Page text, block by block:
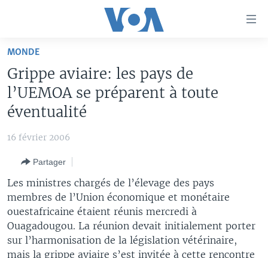
Retour
navigation
principale
recherche
AFRIQUE
ÉTATS-UNIS
TV
LE MONDE AUJOURD'HUI
FOCUS SAHEL
REPORTAGES
VOUS + NOUS
RADIO
LE MONDE AU FÉMININ
L'AMÉRIQUE ET VOUS
DIALOGUE DES RELIGIONS
LINGALA
SANGO
Apprenez L'anglais
SUIVEZ-NOUS
Langues
MONDE
Grippe aviaire: les pays de
l’UEMOA se préparent à toute
éventualité
16 février 2006
Partager
Les ministres chargés de l’élevage des pays
membres de l’Union économique et monétaire
ouestafricaine étaient réunis mercredi à
Ouagadougou. La réunion devait initialement porter
sur l’harmonisation de la législation vétérinaire,
mais la grippe aviaire s’est invitée à cette rencontre